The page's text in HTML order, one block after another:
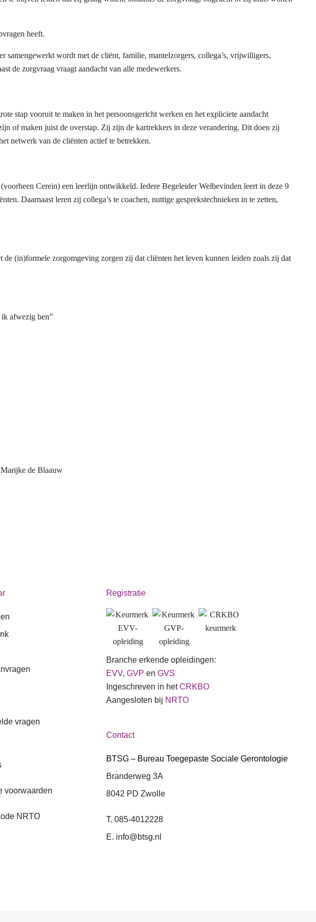
heeft.
samengewerkt wordt met de cliënt, familie, mantelzorgers, collega’s, vrijwilligers,
de zorgvraag vraagt aandacht van alle medewerkers.
stap vooruit te maken in het persoonsgericht werken en het expliciete aandacht
of maken juist de overstap. Zij zijn de kartrekkers in deze verandering. Dit doen zij
netwerk van de cliënten actief te betrekken.
Cerein) een leerlijn ontwikkeld. Iedere Begeleider Welbevinden leert in deze 9
Daarnaast leren zij collega’s te coachen, nuttige gesprekstechnieken in te zetten,
(in)formele zorgomgeving zorgen zij dat cliënten het leven kunnen leiden zoals zij dat
ik afwezig ben”
de Blaauw
vragen
voorwaarden
NRTO
Registratie
Branche erkende opleidingen:
EVV, GVP en GVS
Ingeschreven in hetCRKBO
Aangesloten bij NRTO
Contact
BTSG – Bureau Toegepaste Sociale Gerontologie
Branderweg 3A
8042 PD Zwolle
T. 085-4012228
E. info@btsg.nl